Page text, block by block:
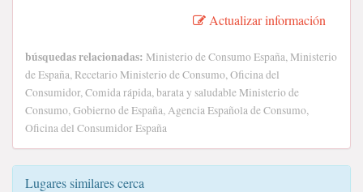
Actualizar información
búsquedas relacionadas: Ministerio de Consumo España, Ministerio
de España, Recetario Ministerio de Consumo, Oficina del
Consumidor, Comida rápida, barata y saludable Ministerio de
Consumo, Gobierno de España, Agencia Española de Consumo,
Oficina del Consumidor España
Lugares similares cerca